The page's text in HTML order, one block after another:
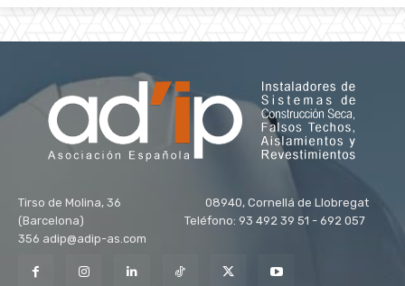
Tirso de Molina, 36 08940, Cornellá de Llobregat
(Barcelona) Teléfono: 93 492 39 51 - 692 057
356 adip@adip-as.com